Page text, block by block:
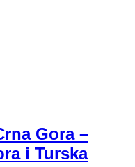
Gora –
i Turska